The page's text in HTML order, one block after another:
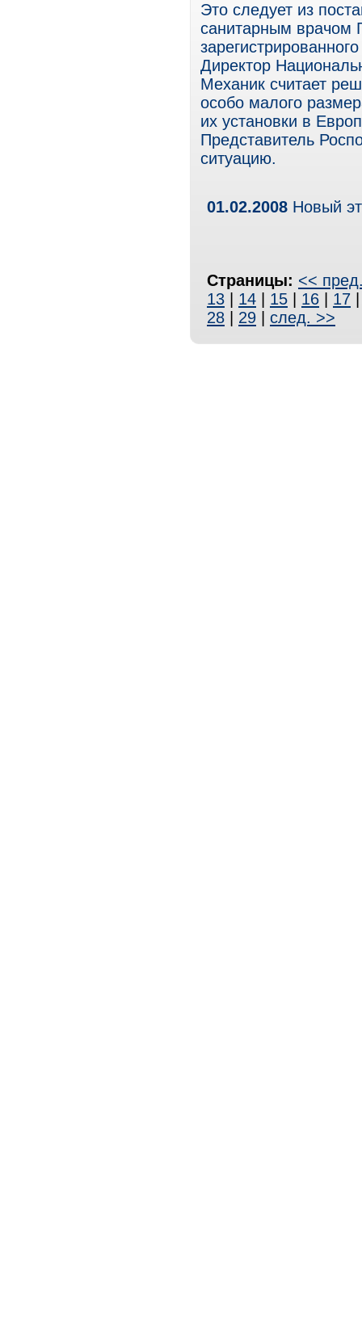
Это следует из
санитарным врачом
Директор
Механик считает
особо малого
их установки в
Представитель
ситуацию.
01.02.2008 Новый
Страницы: <<
13
14 15 16 17
28
29 след. >>